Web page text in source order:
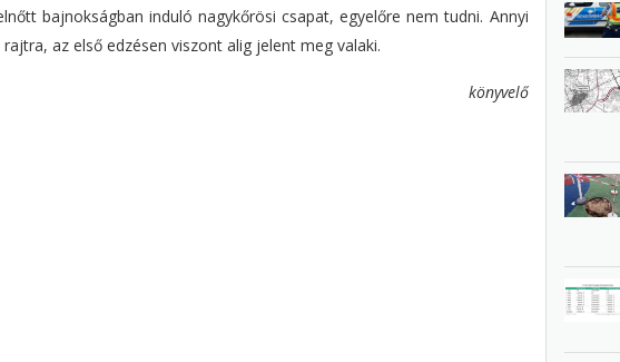
bajnokságban induló nagykőrösi csapat, egyelőre nem tudni. Annyi
az első edzésen viszont alig jelent meg valaki.
könyvelő